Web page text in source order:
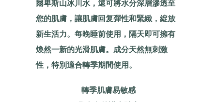
爾卑斯山冰川水，還可將水分深層滲透至
您的肌膚，讓肌膚回复彈性和緊緻，綻放
新生活力。每晚睡前使用，隔天即可擁有
煥然一新的光滑肌膚。成分天然無刺激
性，特別適合轉季期間使用。
轉季肌膚易敏感